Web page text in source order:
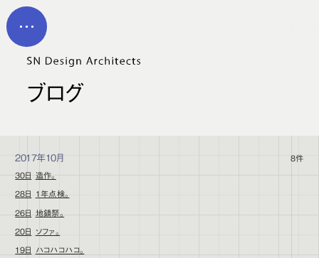
メイン コンテンツにスキップ
MEN
ブログ
2017年10月 8件
30日 造作。
28日 1年点検。
26日 地鎮祭。
20日 ソファ。
19日 ハコハコハコ。